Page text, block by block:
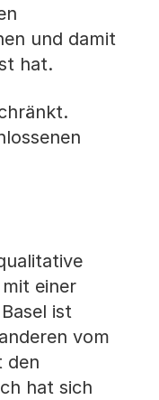
und damit
hat.
einer
ist
vom
den
hat sich